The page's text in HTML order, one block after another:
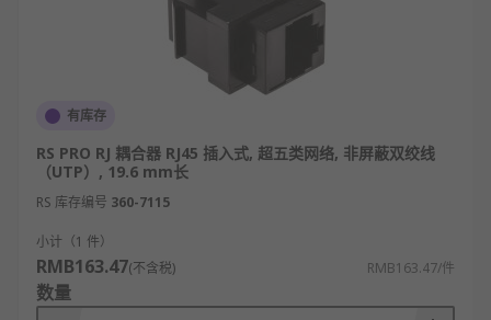
（Ethernet）设备组网的基本元素有交换机、
路由器、集线器、光纤和普通网线以及以太网
协议和通讯规则。
以太网中网络数据连接的端口就是网络耦合
器。
网络耦合器的类型
RJ45接口
这种接口就是我们最常见的网络设备接口，俗称“水晶
头”，专业术语为RJ45连接器，属于双绞线网络耦合
有库存
RS PRO RJ 耦合器 RJ45 插入式, 超五类网络, 非屏蔽双绞线
（UTP）, 19.6 mm长
RS 库存编号 360-7115
小计（1 件）
RMB163.47(不含税) RMB163.47/件
数量